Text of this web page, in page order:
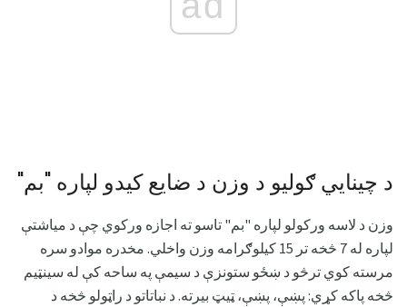
د چینايي ګولیو د وزن د ضایع کیدو لپاره "بم"
وزن د لاسه ورکولو لپاره "بم" تاسو ته اجازه ورکوي چې د میاشتې
لپاره له 7 څخه تر 15 کیلوګرامه وزن واخلي. مخدره موادو سره
مرسته کوي ترڅو د ښځو ستونزې د سیمې په ساحه کې له سینټیم
څخه پاکه کړي: پښې، پښې، ټیټ بیرته. د نباتاتو د راټولو څخه د